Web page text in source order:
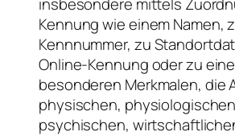
Kennung wie einem Namen,
Kennnummer, zu
Online-Kennung oder zu
besonderen Merkmalen, die
physischen,
psychischen,